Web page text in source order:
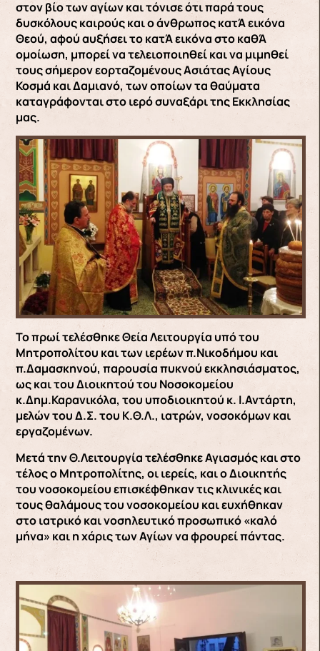
στον βίο των αγίων και τόνισε ότι παρά τους
δυσκόλους καιρούς και ο άνθρωπος κατΆ εικόνα
Θεού, αφού αυξήσει το κατΆ εικόνα στο καθΆ
ομοίωση, μπορεί να τελειοποιηθεί και να μιμηθεί
τους σήμερον εορταζομένους Ασιάτας Αγίους
Κοσμά και Δαμιανό, των οποίων τα θαύματα
καταγράφονται στο ιερό συναξάρι της Εκκλησίας
μας.
Το πρωί τελέσθηκε Θεία Λειτουργία υπό του
Μητροπολίτου και των ιερέων π.Νικοδήμου και
π.Δαμασκηνού, παρουσία πυκνού εκκλησιάσματος,
ως και του Διοικητού του Νοσοκομείου
κ.Δημ.Καρανικόλα, του υποδιοικητού κ. Ι.Αντάρτη,
μελών του Δ.Σ. του Κ.Θ.Λ., ιατρών, νοσοκόμων και
εργαζομένων.
Μετά την Θ.Λειτουργία τελέσθηκε Αγιασμός και στο
τέλος ο Μητροπολίτης, οι ιερείς, και ο Διοικητής
του νοσοκομείου επισκέφθηκαν τις κλινικές και
τους θαλάμους του νοσοκομείου και ευχήθηκαν
στο ιατρικό και νοσηλευτικό προσωπικό «καλό
μήνα» και η χάρις των Αγίων να φρουρεί πάντας.